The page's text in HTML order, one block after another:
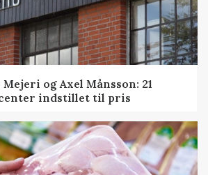
og Axel Månsson: 21
indstillet til pris